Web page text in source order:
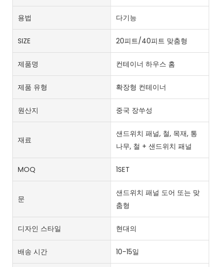
용법 다기능
SIZE 20피트/40피트 맞춤형
제품명 컨테이너 하우스 홈
제품 유형 확장형 컨테이너
원산지 중국 장쑤성
재료
샌드위치 패널, 철, 목재, 통
나무, 철 + 샌드위치 패널
MOQ 1SET
문
샌드위치 패널 도어 또는 맞
춤형
디자인 스타일 현대의
배송 시간 10-15일